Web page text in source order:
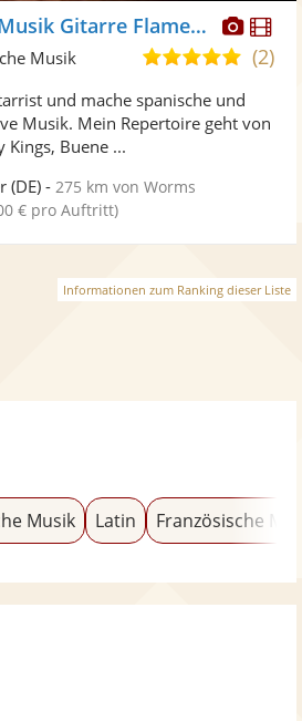
Spanische u. live Musik Gitarre Flamenco
4,8
5
(2)
Musik
und mache spanische und
Musik. Mein Repertoire geht von
Kings, Buene ...
(DE) - 275 km von Worms
€ pro Auftritt)
Informationen zum Ranking dieser Liste
Musik Latin Französische